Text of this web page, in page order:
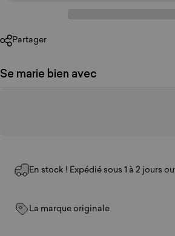
Partager
Se marie bien avec
En stock ! Expédié sous 1 à 2 jours
La marque originale